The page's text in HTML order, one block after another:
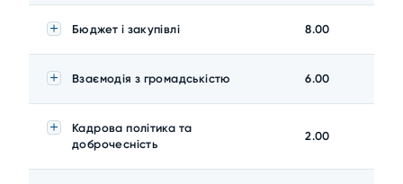
Бюджет і закупівлі 8.00
Взаємодія з громадськістю 6.00
Кадрова політика та
доброчесність
2.00